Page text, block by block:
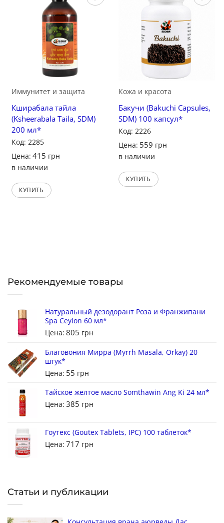
Сохранить
Иммунитет и защита
Кширабала тайла
(Ksheerabala Taila, SDM)
200 мл*
Код: 2285
Цена: 415 грн
в наличии
КУПИТЬ
Кожа и красота
Бакучи (Bakuchi Capsules,
SDM) 100 капсул*
Код: 2226
Цена: 559 грн
в наличии
КУПИТЬ
Рекомендуемые товары
Натуральный дезодорант Роза и Франжипани
Spa Ceylon 60 мл*
Цена: 805 грн
Благовония Мирра (Myrrh Masala, Orkay) 20
штук*
Цена: 55 грн
Тайское желтое масло Somthawin Ang Ki 24 мл*
Цена: 385 грн
Гоутекс (Goutex Tablets, IPC) 100 таблеток*
Цена: 717 грн
Статьи и публикации